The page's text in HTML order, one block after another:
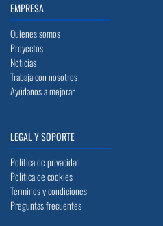
EMPRESA
Quienes somos
Proyectos
Noticias
Trabaja con nosotros
Ayúdanos a mejorar
LEGAL Y SOPORTE
Política de privacidad
Política de cookies
Terminos y condiciones
Preguntas frecuentes